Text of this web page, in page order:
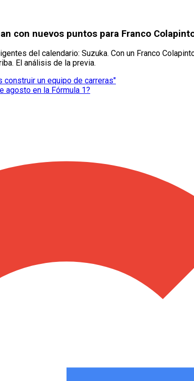
con nuevos puntos para Franco
del calendario: Suzuka. Con un Franco
El análisis de la previa.
construir un equipo de carreras"
agosto en la Fórmula 1?